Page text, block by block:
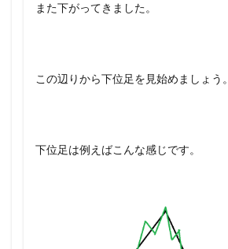
また下がってきました。
この辺りから下位足を見始めましょう。
下位足は例えばこんな感じです。